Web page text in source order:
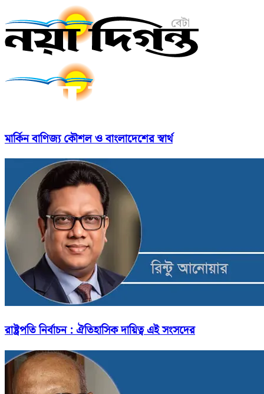
মার্কিন বাণিজ্য কৌশল ও বাংলাদেশের স্বার্থ
রাষ্ট্রপতি নির্বাচন : ঐতিহাসিক দায়িত্ব এই সংসদের